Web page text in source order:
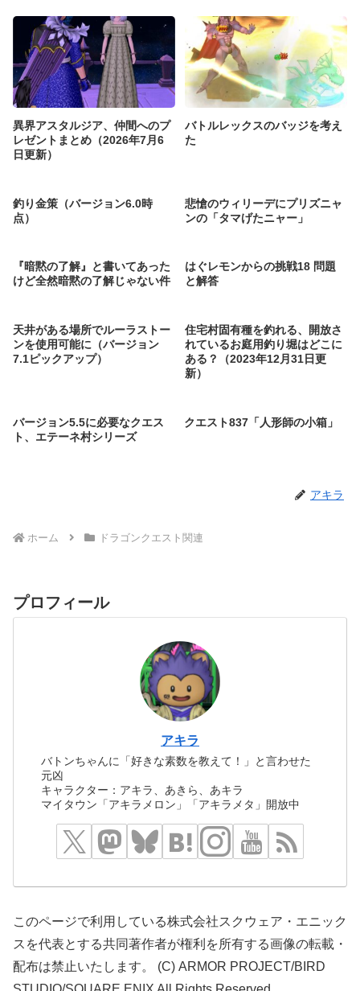
異界アスタルジア、仲間へのプ
レゼントまとめ（2026年7月6
日更新）
バトルレックスのバッジを考え
た
釣り金策（バージョン6.0時
点）
悲愴のウィリーデにプリズニャ
ンの「タマげたニャー」
『暗黙の了解』と書いてあった
けど全然暗黙の了解じゃない件
はぐレモンからの挑戦18 問題
と解答
天井がある場所でルーラストー
ンを使用可能に（バージョン
7.1ピックアップ）
住宅村固有種を釣れる、開放さ
れているお庭用釣り堀はどこに
ある？（2023年12月31日更
新）
バージョン5.5に必要なクエス
ト、エテーネ村シリーズ
クエスト837「人形師の小箱」
アキラ
ホーム ドラゴンクエスト関連
プロフィール
アキラ
バトンちゃんに「好きな素数を教えて！」と言わせた
元凶
キャラクター：アキラ、あきら、あキラ
マイタウン「アキラメロン」「アキラメタ」開放中
このページで利用している株式会社スクウェア・エニック
スを代表とする共同著作者が権利を所有する画像の転載・
配布は禁止いたします。 (C) ARMOR PROJECT/BIRD